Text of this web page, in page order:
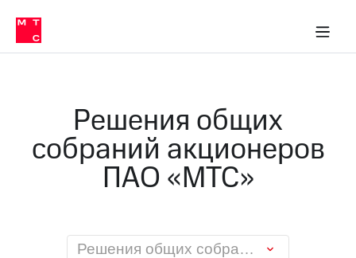
Медиа-центр
и акционерам
Устойчивое развитие
Комплаенс и деловая этика
компании
Карьера
в МТС
История
компании
Контакты
в МТС
Пресс-
релизы
Решения общих
собраний акционеров
ПАО «МТС»
Решения общих собраний акционеров ПАО «МТС»